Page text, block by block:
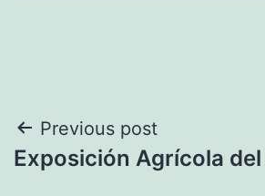
Navegación
de
Previous post
Exposición Agrícola